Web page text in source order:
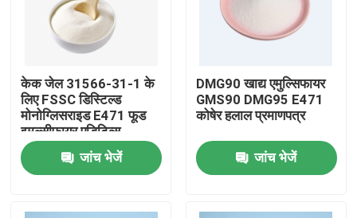
घर
केक जेल 31566-31-1 के
लिए FSSC डिस्टिल्ड
मोनोग्लिसराइड E471 फूड
इमल्सीफायर एडिटिव्स
जांच भेजें
DMG90 खाद्य एमुल्सिफायर
GMS90 DMG95 E471
कोषेर हलाल प्रमाणपत्र
जांच भेजें